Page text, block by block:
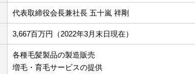
代表取締役会長兼社長 五十嵐 祥剛
3,667百万円（2022年3月末日現在）
各種毛髪製品の製造販売
増毛・育毛サービスの提供